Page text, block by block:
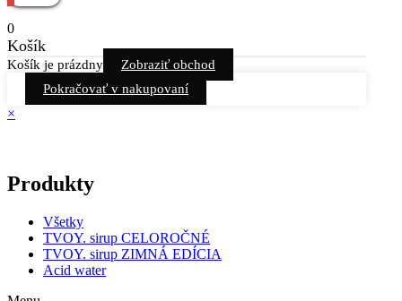
0
Košík
Košík je prázdny
Zobraziť obchod
Pokračovať v nakupovaní
×
Produkty
Všetky
TVOY. sirup CELOROČNÉ
TVOY. sirup ZIMNÁ EDÍCIA
Acid water